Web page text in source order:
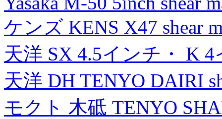
ケンズ KENS X47 shear
天洋 SX 4.5インチ・ K
天洋 DH TENYO DAIRI
モクト 木砥 TENYO